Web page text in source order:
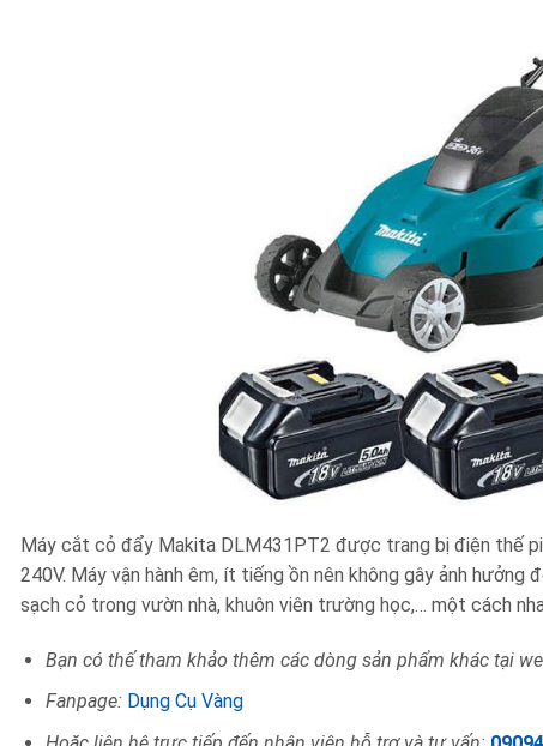
Máy cắt cỏ đẩy Makita DLM431PT2 được trang bị điện thế
240V. Máy vận hành êm, ít tiếng ồn nên không gây ảnh
sạch cỏ trong vườn nhà, khuôn viên trường học,… một cách
Bạn có thế tham khảo thêm các dòng sản phẩm khác tại
Fanpage: Dụng Cụ Vàng